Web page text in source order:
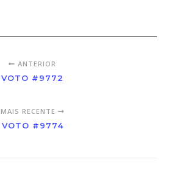
ANTERIOR
VOTO #9772
MAIS RECENTE
VOTO #9774